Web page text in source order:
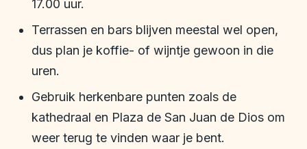
17.00 uur.
Terrassen en bars blijven meestal wel open,
dus plan je koffie- of wijntje gewoon in die
uren.
Gebruik herkenbare punten zoals de
kathedraal en Plaza de San Juan de Dios om
weer terug te vinden waar je bent.